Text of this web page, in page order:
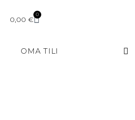
0,00€
0
OMA TILI